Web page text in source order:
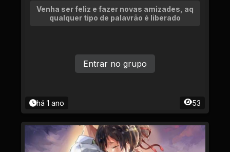
Venha ser feliz e fazer novas amizades, aq
qualquer tipo de palavrão é liberado
há 1 ano 53
Entrar no grupo